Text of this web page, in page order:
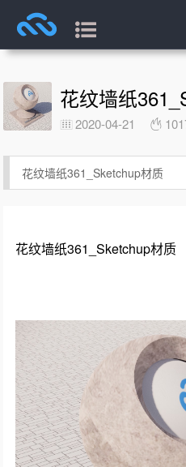
花纹墙纸
2020-04-21
花纹墙纸361_Sketchup材质
花纹墙纸361_Sketchup材质